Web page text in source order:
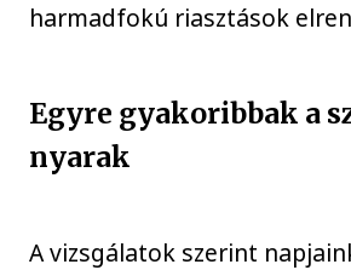
harmadfokú riasztások
Egyre gyakoribbak a
nyarak
A vizsgálatok szerint